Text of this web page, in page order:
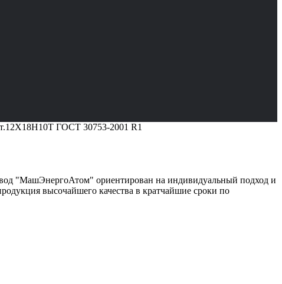
ГОСТ 30753-2001 R1
"МашЭнергоАтом" ориентирован на индивидуальный подход и
высочайшего качества в кратчайшие сроки по